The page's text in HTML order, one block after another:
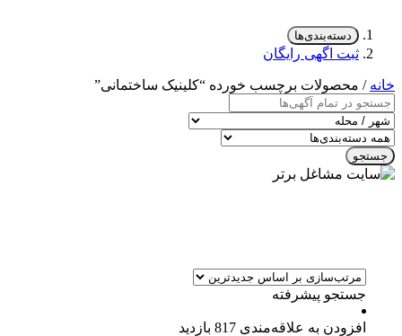
دسته‌بندی‌ها
ثبت اگهی رایگان
خانه / محصولات برچسب خورده “کلینیک ساختمانی”
جستجو
جستجو پیشرفته
افزودن به علاقه‌مندی 817 بازدید